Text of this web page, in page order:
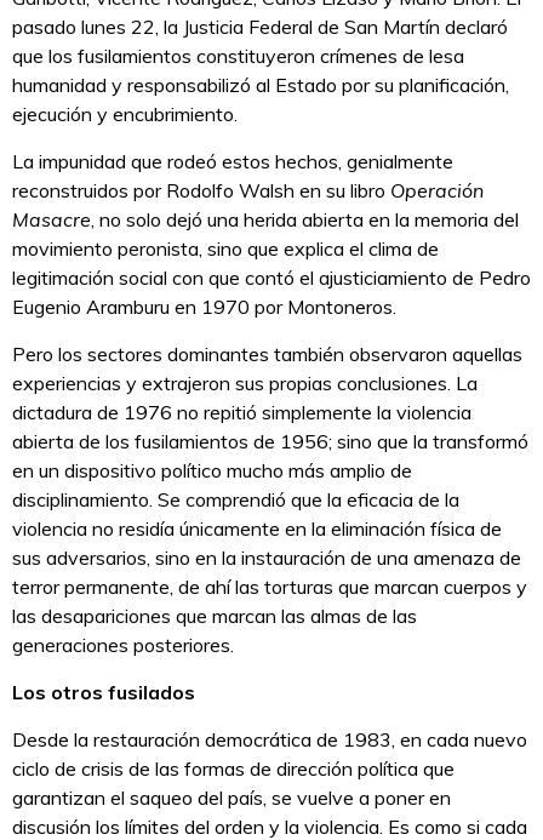
pasado lunes 22, la Justicia Federal de San Martín declaró
que los fusilamientos constituyeron crímenes de lesa
humanidad y responsabilizó al Estado por su planificación,
ejecución y encubrimiento.
La impunidad que rodeó estos hechos, genialmente
reconstruidos por Rodolfo Walsh en su libro Operación
Masacre , no solo dejó una herida abierta en la memoria del
movimiento peronista, sino que explica el clima de
legitimación social con que contó el ajusticiamiento de Pedro
Eugenio Aramburu en 1970 por Montoneros.
Pero los sectores dominantes también observaron aquellas
experiencias y extrajeron sus propias conclusiones. La
dictadura de 1976 no repitió simplemente la violencia
abierta de los fusilamientos de 1956; sino que la transformó
en un dispositivo político mucho más amplio de
disciplinamiento. Se comprendió que la eficacia de la
violencia no residía únicamente en la eliminación física de
sus adversarios, sino en la instauración de una amenaza de
terror permanente, de ahí las torturas que marcan cuerpos y
las desapariciones que marcan las almas de las
generaciones posteriores.
Los otros fusilados
Desde la restauración democrática de 1983, en cada nuevo
ciclo de crisis de las formas de dirección política que
garantizan el saqueo del país, se vuelve a poner en
discusión los límites del orden y la violencia. Es como si cada